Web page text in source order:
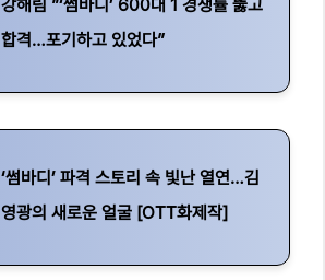
강해림 ”‘썸바디’ 600대 1 경쟁률 뚫고
합격…포기하고 있었다”
‘썸바디’ 파격 스토리 속 빛난 열연…김
영광의 새로운 얼굴 [OTT화제작]